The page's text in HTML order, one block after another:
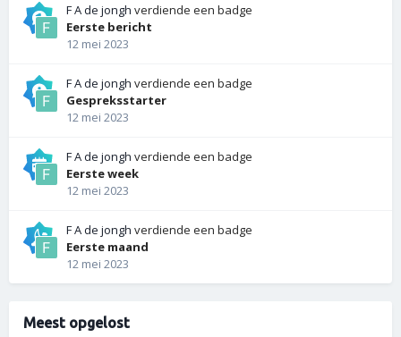
F A de jongh verdiende een badge
Eerste bericht
12 mei 2023
F A de jongh verdiende een badge
Gespreksstarter
12 mei 2023
F A de jongh verdiende een badge
Eerste week
12 mei 2023
F A de jongh verdiende een badge
Eerste maand
12 mei 2023
Meest opgelost